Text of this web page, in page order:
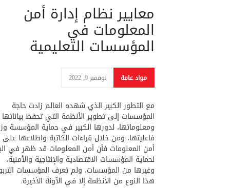
معايير نظام إدارة أمن
المعلومات في
المؤسسات التعليمية
مواد عامة نوفمبر 9, 2022
مع التطور الكبير الذي شهده العالم زادت حاجة
المؤسسات إلى تطوير الأنظمة التي تحفظ بياناتها
ومعلوماتها، لدورها الكبير في حماية المؤسسة
فاعليتها، ومن خلال قراءات الكاتبة واطلاعها على
أمن المعلومات فأن أمن المعلومات قد ظهر في
لحماية المؤسسات الاقتصادية والإنتاجية والأمنية،
وغيرها من المؤسسات، ولم تعرف المؤسسات
هذا النوع من الأنظمة إلا في الآونة الأخيرة.